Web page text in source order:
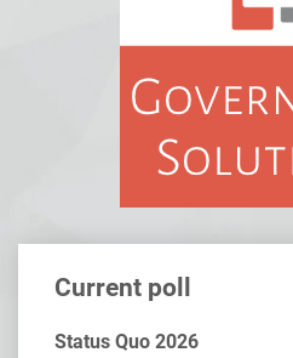
Current poll
Status Quo 2026